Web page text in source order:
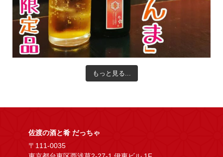
もっと見る...
佐渡の酒と肴 だっちゃ
〒111-0035